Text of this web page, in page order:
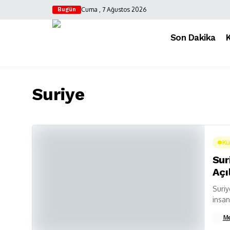
Bugün Cuma , 7 Ağustos 2026
Son Dakika
Suriye